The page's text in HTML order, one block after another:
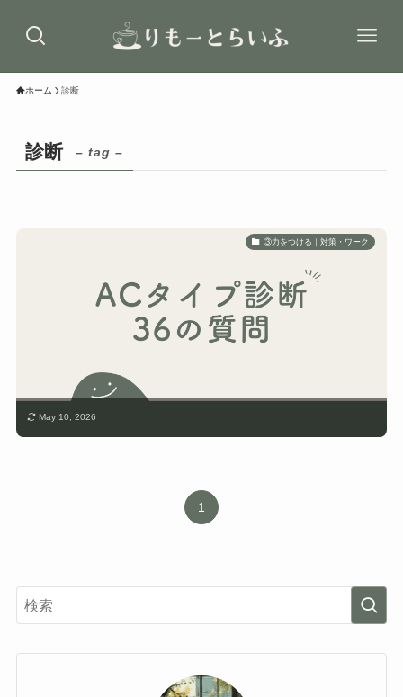
ホーム 診断
診断 – tag –
③力をつける｜対策・ワーク
May 10, 2026
1